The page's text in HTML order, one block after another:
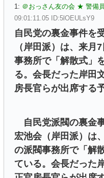
1: ＠おっさん友の会 ★ 警備
09:01:11.05 ID:5lOEULsY9
自民党の裏金事件を
（岸田派）は、来月
事務所で「解散式」
る。会長だった岸田
房長官らが出席する予
自民党派閥の裏金
宏池会（岸田派）は
の派閥事務所で「解
ている。会長だった